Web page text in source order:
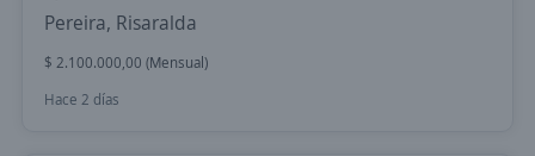
Pereira, Risaralda
$ 2.100.000,00 (Mensual)
Hace 2 días